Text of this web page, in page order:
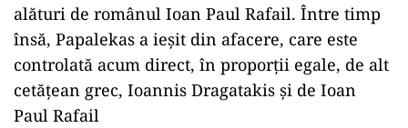
alături de românul Ioan Paul Rafail. Între timp
însă, Papalekas a ieșit din afacere, care este
controlată acum direct, în proporții egale, de alt
cetățean grec, Ioannis Dragatakis și de Ioan
Paul Rafail